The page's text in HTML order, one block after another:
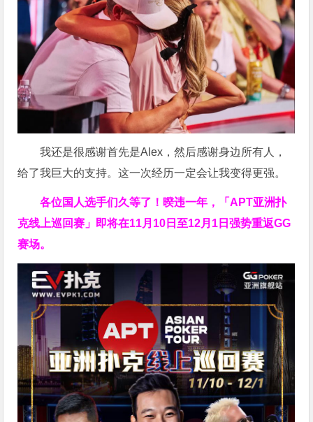
我还是很感谢首先是Alex，然后感谢身边所有人，
给了我巨大的支持。这一次经历一定会让我变得更强。
各位国人选手们久等了！暌违一年，「APT亚洲扑
克线上巡回赛」即将在11月10日至12月1日强势重返GG
赛场。